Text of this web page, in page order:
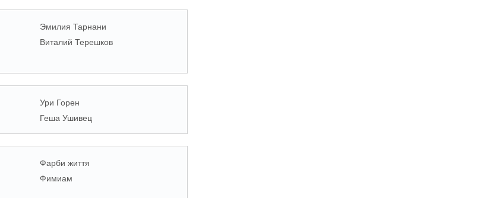
Эмилия Тарнани
Виталий Терешков
Ури Горен
Геша Ушивец
Фарби життя
Фимиам